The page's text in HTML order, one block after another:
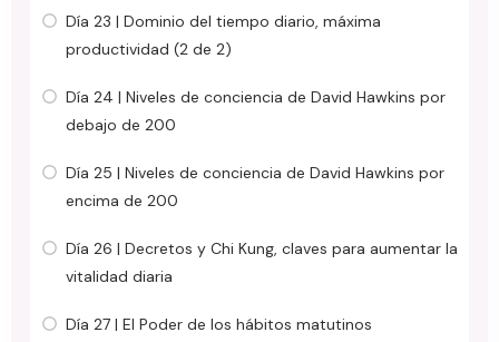
Día 23 | Dominio del tiempo diario, máxima
productividad (2 de 2)
Día 24 | Niveles de conciencia de David Hawkins por
debajo de 200
Día 25 | Niveles de conciencia de David Hawkins por
encima de 200
Día 26 | Decretos y Chi Kung, claves para aumentar la
vitalidad diaria
Día 27 | El Poder de los hábitos matutinos